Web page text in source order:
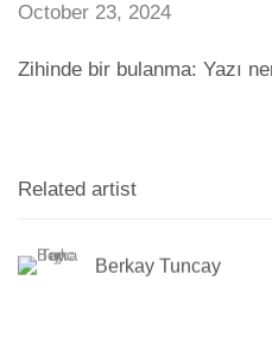
October 23, 2024
Zihinde bir bulanma: Yazı
Related artist
Berkay Tuncay